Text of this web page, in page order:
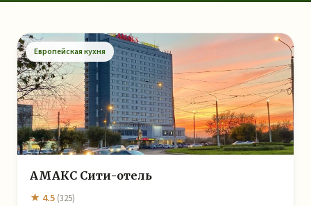
Европейская кухня
АМАКС Сити-отель
★ 4.5 (325)